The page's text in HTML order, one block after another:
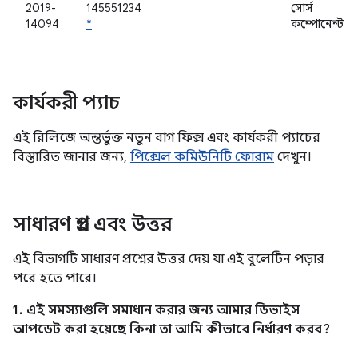
2019-
14094
145551234
*
সোর্স
কম্পোনেন্ট
কার্যকরী প্যাচ
এই রিলিজে অন্তর্ভুক্ত নতুন বাগ ফিক্স এবং কার্যকরী প্যাচের
বিস্তারিত জানার জন্য, পিক্সেল কমিউনিটি ফোরাম দেখুন।
সাধারণ প্রশ্ন এবং উত্তর
এই বিভাগটি সাধারণ প্রশ্নের উত্তর দেয় যা এই বুলেটিন পড়ার
পরে হতে পারে।
1. এই সমস্যাগুলি সমাধান করার জন্য আমার ডিভাইস
আপডেট করা হয়েছে কিনা তা আমি কীভাবে নির্ধারণ করব?